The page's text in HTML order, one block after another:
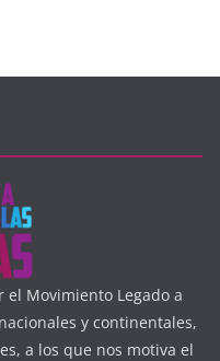
Movimiento Legado a
y continentales,
a los que nos motiva el